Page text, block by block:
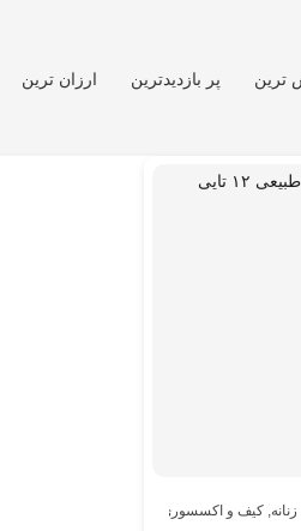
ترین پر بازدیدترین ارزان ترین
کیف و اکسسوری